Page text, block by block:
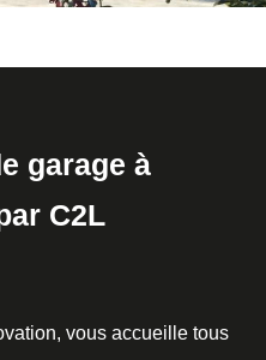
garage à
C2L
vous accueille tous